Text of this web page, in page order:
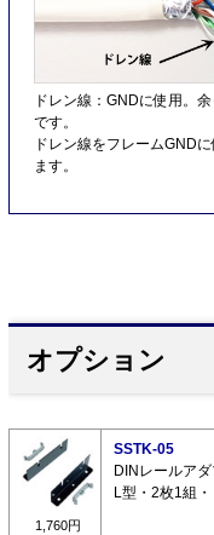
ドレン線：GNDに使用。
です。
ドレン線をフレームGND
ます。
オプション
1,760円
SSTK-05
DINレールア
L型・2枚1組